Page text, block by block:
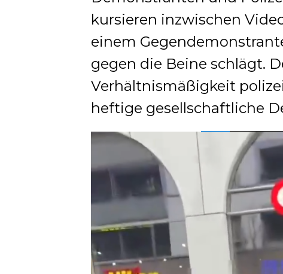
kursieren inzwischen
einem
gegen die Beine schlägt.
Verhältnismäßigkeit
heftige gesellschaftliche